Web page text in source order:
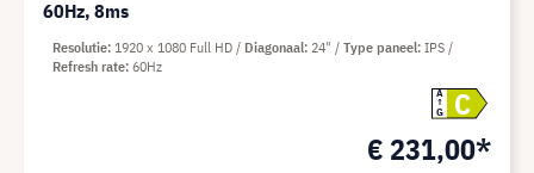
60Hz, 8ms
A
G
C
€ 231,00*
Resolutie 1920 x 1080 Full HD Diagonaal 24" Type paneel IPS
Refresh rate 60Hz